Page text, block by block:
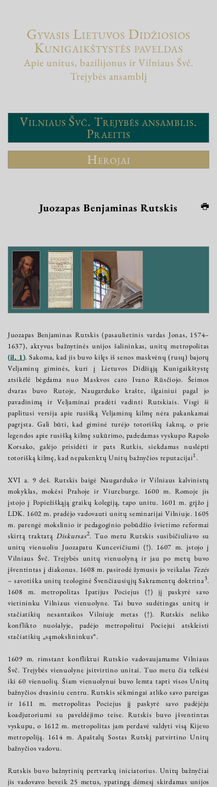
Gyvasis Lietuvos Didžiosios
Kunigaikštystės paveldas
Apie unitus, bazilijonus ir Vilniaus Švč.
Trejybės ansamblį
Vilniaus Švč. Trejybės ansamblis.
Praeitis
Herojai
Juozapas Benjaminas Rutskis
Juozapas Benjaminas Rutskis (pasaulietinis vardas Jonas, 1574–
1637), aktyvus bažnytinės unijos šalininkas, unitų metropolitas
(il. 1). Sakoma, kad jis buvo kilęs iš senos maskvėnų (rusų) bajorų
Veljaminų giminės, kuri į Lietuvos Didžiąją Kunigaikštystę
atsikėlė bėgdama nuo Maskvos caro Ivano Rūsčiojo. Šeimos
dvaras buvo Rutoje, Naugarduko krašte, ilgainiui pagal jo
pavadinimą ir Veljaminai pradėti vadinti Rutskiais. Visgi ši
paplitusi versija apie rusišką Veljaminų kilmę nėra pakankamai
pagrįsta. Gali būti, kad giminė turėjo totoriškų šaknų, o prie
legendos apie rusišką kilmę sukūrimo, padedamas vyskupo Rapolo
Korsako, galėjo prisidėti ir pats Rutkis, siekdamas nuslėpti
totorišką kilmę, kad nepakenktų Unitų bažnyčios reputacijai1.
XVI a. 9 deš. Rutskis baigė Naugarduko ir Vilniaus kalvinistų
mokyklas, mokėsi Prahoje ir Viurcburge. 1600 m. Romoje jis
įstojo į Popiežiškąją graikų kolegiją, tapo unitu. 1601 m. grįžo į
LDK. 1602 m. pradėjo vadovauti unitų seminarijai Vilniuje. 1605
m. parengė mokslinio ir pedagoginio pobūdžio švietimo reformai
skirtą traktatąDiskursas2. Tuo metu Rutskis susibičiuliavo su
unitų vienuoliu Juozapatu Kuncevičiumi (↑). 1607 m. įstojo į
Vilniaus Švč. Trejybės unitų vienuolyną ir jau po metų buvo
įšventintas į diakonus. 1608 m. pasirodė žymusis jo veikalas Tezės
– savotiška unitų teologinė Švenčiausiųjų Sakramentų doktrina3.
1608 m. metropolitas Ipatijus Pociejus(↑) jį paskyrė savo
vietininku Vilniaus vienuolyne. Tai buvo sudėtingas unitų ir
stačiatikių nesantaikos Vilniuje metas(↑). Rutskis neliko
konflikto nuošalyje, padėjo metropolitui Pociejui atskleisti
stačiatikių „sąmokslininkus“.
1609 m. rimstant konfliktui Rutskio vadovaujamame Vilniaus
Švč. Trejybės vienuolyne įsitvirtino unitai. Tuo metu čia telkėsi
iki 60 vienuolių. Šiam vienuolynui buvo lemta tapti visos Unitų
bažnyčios dvasiniu centru. Rutskis sėkmingai atliko savo pareigas
ir 1611 m. metropolitas Pociejus jį paskyrė savo padėjėju
koadjutoriumi su paveldėjimo teise. Rutskis buvo įšventintas
vyskupu, o 1612 m. metropolitas jam perdavė valdyti visą Kijevo
metropoliją. 1614 m. Apaštalų Sostas Rutskį patvirtino Unitų
bažnyčios vadovu.
Rutskis buvo bažnytinių pertvarkų iniciatorius. Unitų bažnyčiai
jis vadovavo beveik 25 metus, ypatingą dėmesį skirdamas unijos